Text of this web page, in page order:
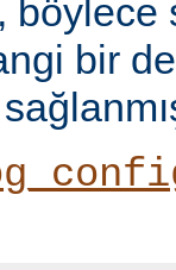
böylece
bir